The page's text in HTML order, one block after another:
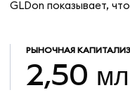
GLDon показывает,
РЫНОЧНАЯ
2,50